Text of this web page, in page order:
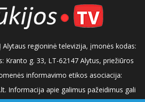
Alytaus regioninė televizija, įmonės kodas:
Kranto g. 33, LT-62147 Alytus, priežiūros
informavimo etikos asociacija:
Informacija apie galimus pažeidimus gali